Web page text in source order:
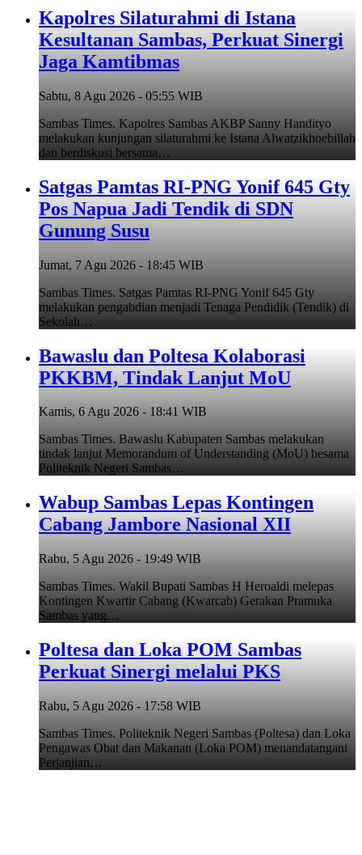
‎Kapolres Silaturahmi di Istana
Kesultanan Sambas, Perkuat Sinergi
Jaga Kamtibmas
Sabtu, 8 Agu 2026 - 05:55 WIB
Sambas Times. Kapolres Sambas AKBP Sanny Handityo
melakukan kunjungan silaturahmi ke Istana Alwatzikhoebillah
dan berdiskusi bersama…
Satgas Pamtas RI-PNG Yonif 645 Gty
Pos Napua Jadi Tendik di SDN
Gunung Susu
Jumat, 7 Agu 2026 - 18:45 WIB
Sambas Times. Satgas Pamtas RI-PNG Yonif 645 Gty
melakukan pengabdian menjadi Tenaga Pendidik (Tendik) di
Sekolah…
Bawaslu dan Poltesa Kolaborasi
PKKBM, Tindak Lanjut MoU
Kamis, 6 Agu 2026 - 18:41 WIB
Sambas Times. Bawaslu Kabupaten Sambas melakukan
tindak lanjut Memorandum of Understanding (MoU) besama
Politeknik Negeri Sambas…
Wabup Sambas Lepas Kontingen
Cabang Jambore Nasional XII
Rabu, 5 Agu 2026 - 19:49 WIB
Sambas Times. Wakil Bupati Sambas H Heroaldi melepas
Kontingen Kwartir Cabang (Kwarcab) Gerakan Pramuka
Sambas yang…
Poltesa dan Loka POM Sambas
Perkuat Sinergi melalui PKS
Rabu, 5 Agu 2026 - 17:58 WIB
Sambas Times. Politeknik Negeri Sambas (Poltesa) dan Loka
Pengawas Obat dan Makanan (Loka POM) menandatangani
Perjanjian…